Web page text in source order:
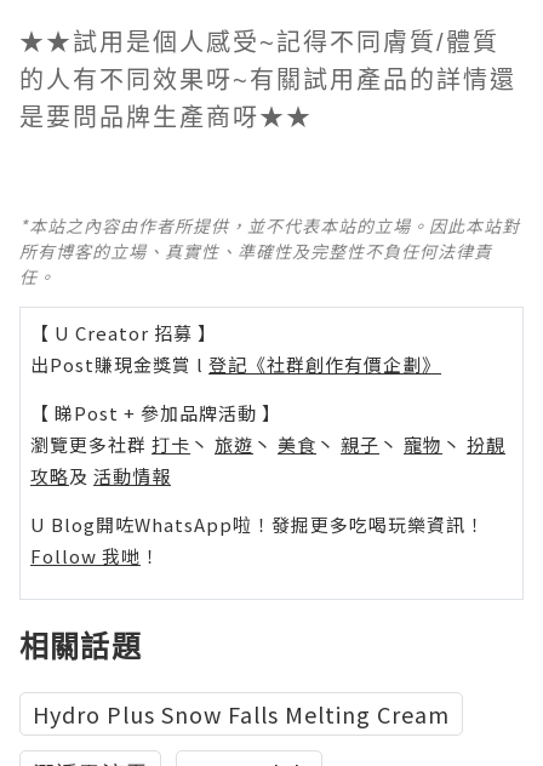
★★試用是個人感受~記得不同膚質/體質
的人有不同效果呀~有關試用產品的詳情還
是要問品牌生產商呀★★
*本站之內容由作者所提供，並不代表本站的立場。因此本站對
所有博客的立場、真實性、準確性及完整性不負任何法律責
任。
【 U Creator 招募 】
出Post賺現金獎賞 l 登記《社群創作有價企劃》
【 睇Post + 參加品牌活動 】
瀏覽更多社群 打卡 丶 旅遊 丶 美食 丶 親子 丶 寵物 丶 扮靚
攻略及 活動情報
U Blog開咗WhatsApp啦！發掘更多吃喝玩樂資訊！
Follow 我哋 ！
相關話題
Hydro Plus Snow Falls Melting Cream